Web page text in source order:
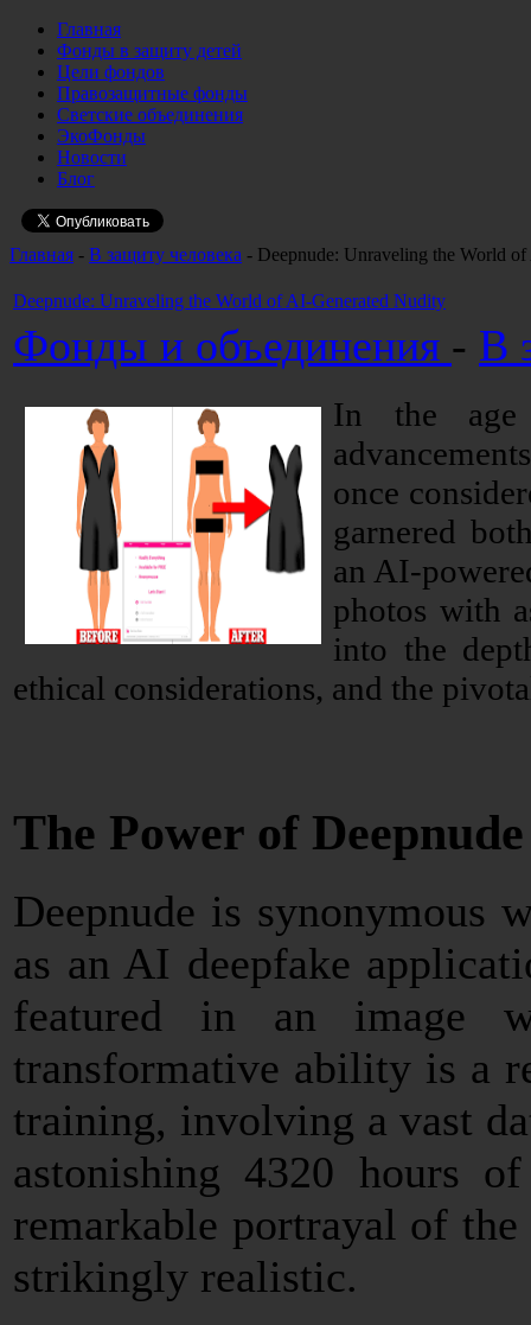
Главная
Фонды в защиту детей
Цели фондов
Правозащитные фонды
Светские объединения
ЭкоФонды
Новости
Блог
Главная - В защиту человека - Deepnude: Unraveling the World
Deepnude: Unraveling the World of AI-Generated Nudity
Фонды и объединения - В
In the age
once
garnered
an AI-
photos with
into the
ethical considerations, and the
The Power of Deepnude
Deepnude is synonymous
as an AI deepfake
featured in an image
transformative ability is a
training, involving a vast
astonishing 4320 hours
remarkable portrayal of
strikingly realistic.